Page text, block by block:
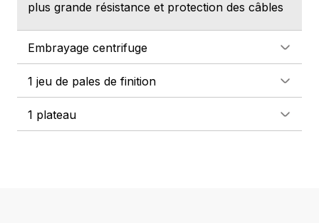
plus grande résistance et protection des câbles
Embrayage centrifuge
1 jeu de pales de finition
1 plateau